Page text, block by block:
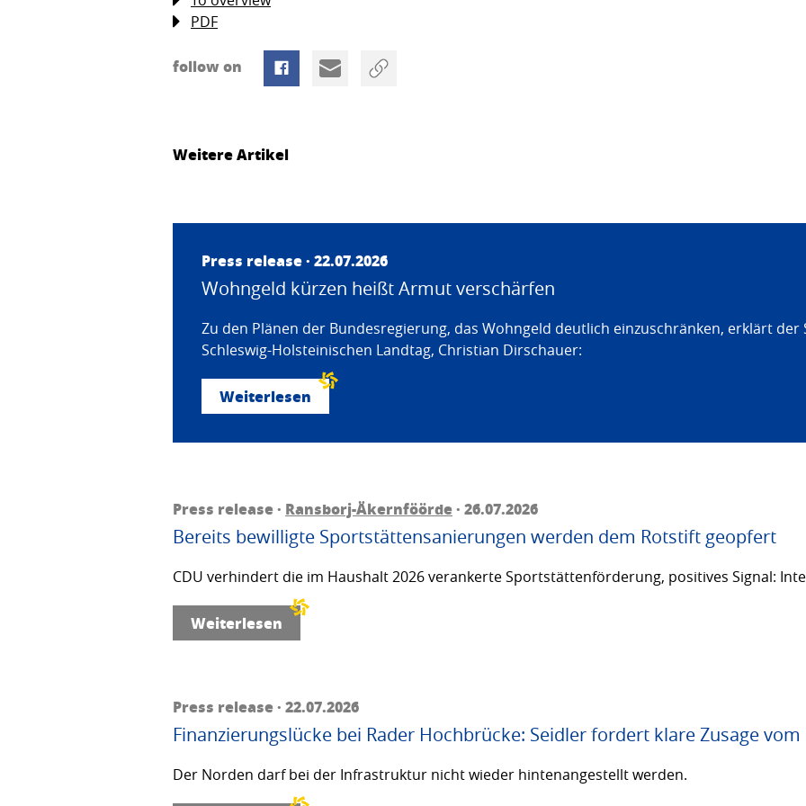
PDF
follow on
Weitere Artikel
Press release · 22.07.2026
Wohngeld kürzen heißt Armut verschärfen
Zu den Plänen der Bundesregierung, das Wohngeld deutlich einzuschränken, erklärt der
Schleswig-Holsteinischen Landtag, Christian Dirschauer:
Weiterlesen
Press release · Ransborj-Äkernföörde· 26.07.2026
Bereits bewilligte Sportstättensanierungen werden dem Rotstift geopfert
CDU verhindert die im Haushalt 2026 verankerte Sportstättenförderung, positives Signal:
Weiterlesen
Press release · 22.07.2026
Finanzierungslücke bei Rader Hochbrücke: Seidler fordert klare Zusage vom
Der Norden darf bei der Infrastruktur nicht wieder hintenangestellt werden.